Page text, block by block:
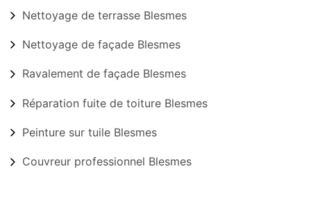
Nettoyage de terrasse Blesmes
Nettoyage de façade Blesmes
Ravalement de façade Blesmes
Réparation fuite de toiture Blesmes
Peinture sur tuile Blesmes
Couvreur professionnel Blesmes